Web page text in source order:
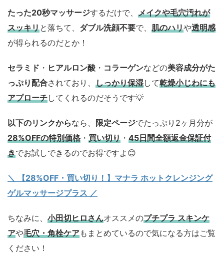
たった20秒マッサージするだけで、 メイクや毛穴汚れが
スッキリと落ちて、 ダブル洗顔不要で、 肌のハリや透明感
が得られるのだとか！
セラミド ・ ヒアルロン酸 ・ コラーゲンなどの美容成分がた
っぷり配合されており、 しっかり保湿して乾燥小じわにも
アプローチしてくれるのだそうです💡
以下のリンクからなら、 限定ページでたっぷり2ヶ月分が
28%OFFの特別価格 ・ 買い切り ・ 45日間全額返金保証付
きでお試しできるのでお得ですよ😊
＼ 【28%OFF・買い切り！】マナラ ホットクレンジング
ゲルマッサージプラス ／
ちなみに、 小田切ヒロさんオススメのプチプラ スキンケ
アや毛穴・角栓ケアもまとめているので気になる方はご覧
ください！